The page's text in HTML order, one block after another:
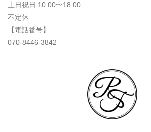
土日祝日:10:00〜18:00
不定休
【電話番号】
070-8446-3842